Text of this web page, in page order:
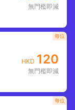
無門檻即減
HKD 120
無門檻即減
每位
每位